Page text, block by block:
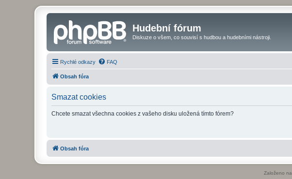
Hudební fórum
Diskuze o všem, co souvisí s hudbou a hudebními nástroji.
Rychlé odkazy FAQ
Obsah fóra
Smazat cookies
Chcete smazat všechna cookies z vašeho disku uložená tímto fórem?
Obsah fóra
Založeno na